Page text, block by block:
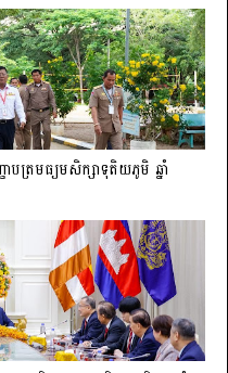
បត្រមធ្យមសិក្សាទុតិយភូមិ ឆ្នាំ